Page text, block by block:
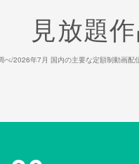
見放題
べ/2026年7⽉ 国内の主要な定額制動画配